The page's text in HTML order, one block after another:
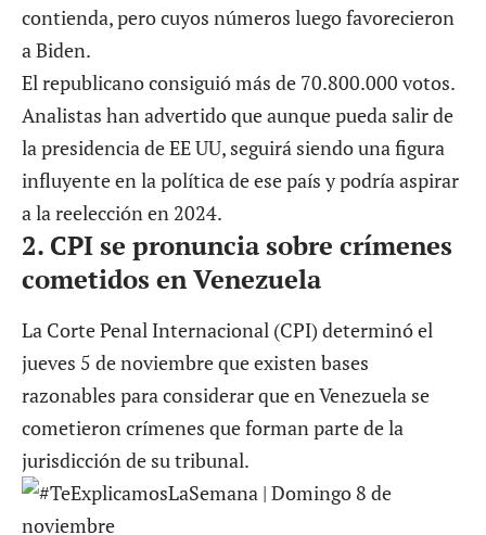
contienda, pero cuyos números luego favorecieron
a Biden.
El republicano consiguió más de 70.800.000 votos.
Analistas han advertido que aunque pueda salir de
la presidencia de EE UU, seguirá siendo una figura
influyente en la política de ese país y podría aspirar
a la reelección en 2024.
2. CPI se pronuncia sobre crímenes
cometidos en Venezuela
La Corte Penal Internacional (CPI) determinó el
jueves 5 de noviembre que existen bases
razonables para considerar que en Venezuela se
cometieron crímenes que forman parte de la
jurisdicción de su tribunal.